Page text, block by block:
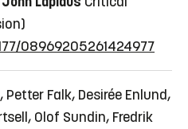
"arbete som
uppfyllande" informerade av
, arbets-, stadsplanerings- och
08969205261424977
Falk, Desirée Enlund,
Olof Sundin, Fredrik